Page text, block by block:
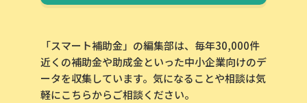
「スマート補助金」の編集部は、毎年30,000件
近くの補助金や助成金といった中小企業向けのデ
ータを収集しています。気になることや相談は気
軽にこちらからご相談ください。